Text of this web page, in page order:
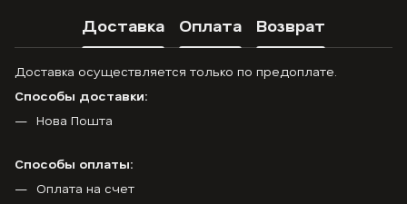
Доставка Оплата Возврат
Доставка осуществляется только по предоплате.
Способы доставки:
Нова Пошта
Способы оплаты:
Оплата на счет